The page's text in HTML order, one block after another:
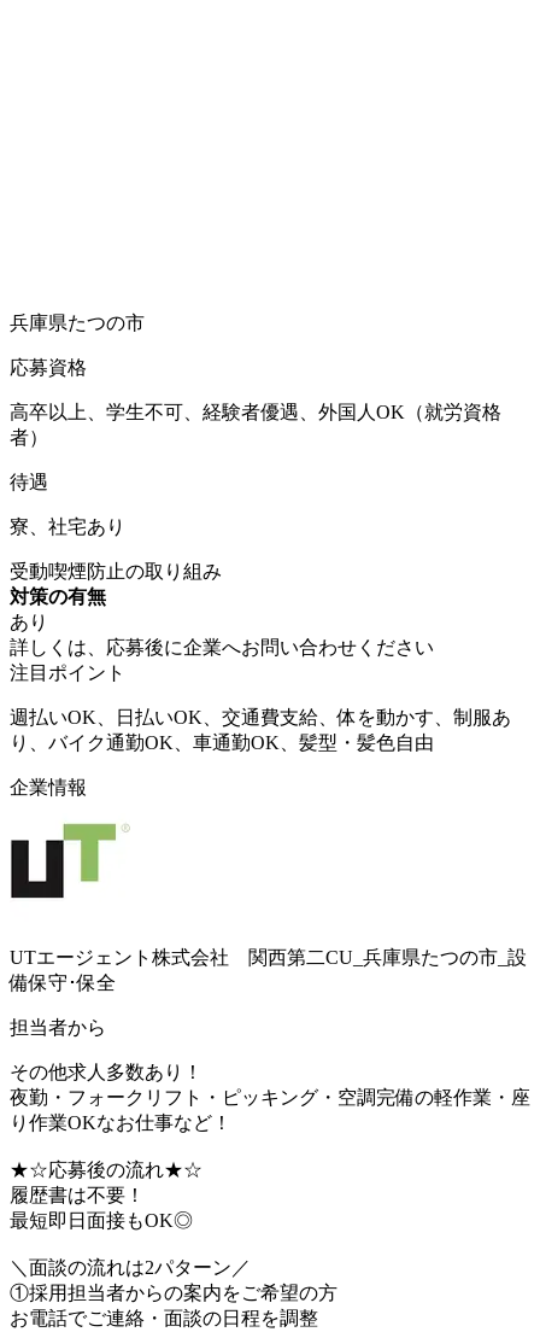
兵庫県たつの市
応募資格
高卒以上、学生不可、経験者優遇、外国人OK（就労資格
者）
待遇
寮、社宅あり
受動喫煙防止の取り組み
対策の有無
あり
詳しくは、応募後に企業へお問い合わせください
注目ポイント
週払いOK、日払いOK、交通費支給、体を動かす、制服あ
り、バイク通勤OK、車通勤OK、髪型・髪色自由
企業情報
UTエージェント株式会社 関西第二CU_兵庫県たつの市_設
備保守･保全
担当者から
その他求人多数あり！
夜勤・フォークリフト・ピッキング・空調完備の軽作業・座
り作業OKなお仕事など！
★☆応募後の流れ★☆
履歴書は不要！
最短即日面接もOK◎
＼面談の流れは2パターン／
①採用担当者からの案内をご希望の方
お電話でご連絡・面談の日程を調整